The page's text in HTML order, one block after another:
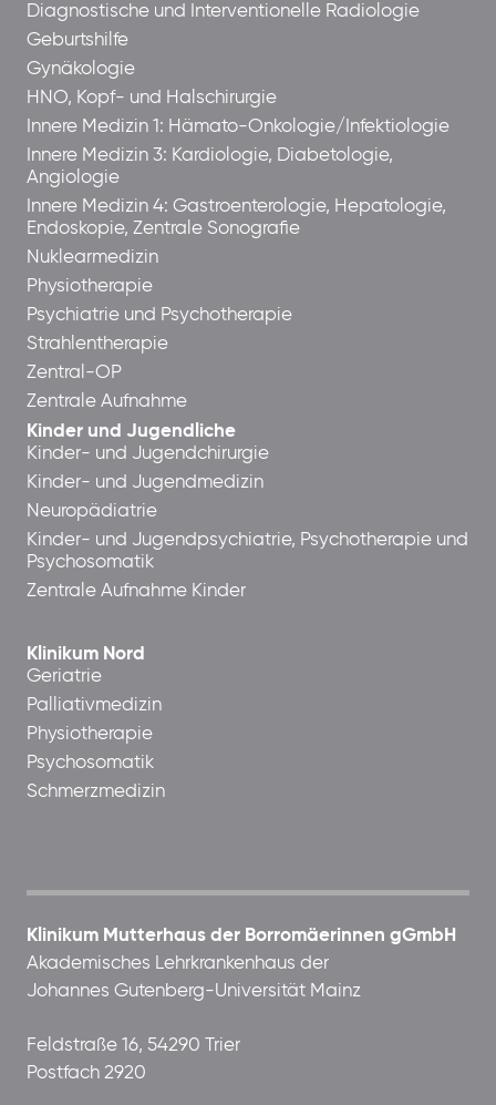
Diagnostische und Interventionelle Radiologie
Geburtshilfe
Gynäkologie
HNO, Kopf- und Halschirurgie
Innere Medizin 1: Hämato-Onkologie/Infektiologie
Innere Medizin 3: Kardiologie, Diabetologie,
Angiologie
Innere Medizin 4: Gastroenterologie, Hepatologie,
Endoskopie, Zentrale Sonografie
Nuklearmedizin
Physiotherapie
Psychiatrie und Psychotherapie
Strahlentherapie
Zentral-OP
Zentrale Aufnahme
Kinder und Jugendliche
Kinder- und Jugendchirurgie
Kinder- und Jugendmedizin
Neuropädiatrie
Kinder- und Jugendpsychiatrie, Psychotherapie und
Psychosomatik
Zentrale Aufnahme Kinder
Klinikum Nord
Geriatrie
Palliativmedizin
Physiotherapie
Psychosomatik
Schmerzmedizin
Klinikum Mutterhaus der Borromäerinnen gGmbH
Akademisches Lehrkrankenhaus der
Johannes Gutenberg-Universität Mainz
Feldstraße 16, 54290 Trier
Postfach 2920